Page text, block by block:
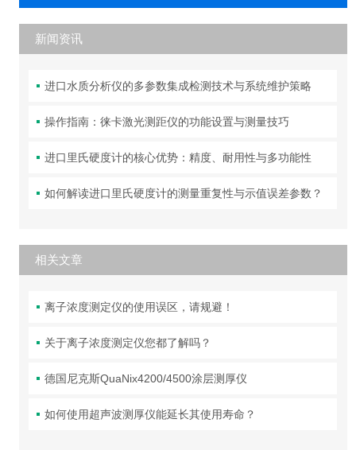
仅适用于待测水样中正磷酸盐的磷【P】
新闻资讯
进口水质分析仪的多参数集成检测技术与系统维护策略
操作指南：徕卡激光测距仪的功能设置与测量技巧
进口里氏硬度计的核心优势：精度、耐用性与多功能性
如何解读进口里氏硬度计的测量重复性与示值误差参数？
相关文章
离子浓度测定仪的使用误区，请规避！
关于离子浓度测定仪您都了解吗？
德国尼克斯QuaNix4200/4500涂层测厚仪
如何使用超声波测厚仪能延长其使用寿命？